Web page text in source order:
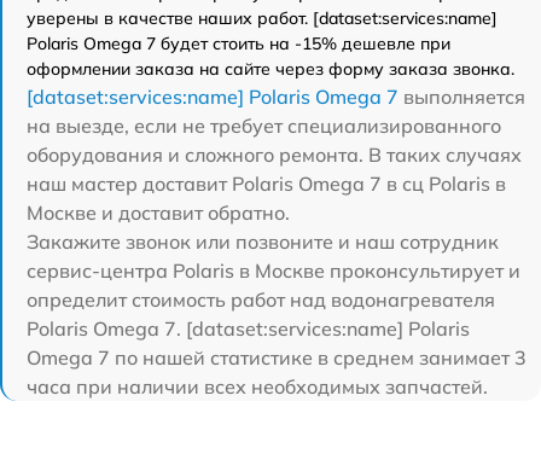
уверены в качестве наших работ. [dataset:services:name]
Polaris Omega 7 будет стоить на -15% дешевле при
оформлении заказа на сайте через форму заказа звонка.
[dataset:services:name] Polaris Omega 7 выполняется
на выезде, если не требует специализированного
оборудования и сложного ремонта. В таких случаях
наш мастер доставит Polaris Omega 7 в сц Polaris в
Москве и доставит обратно.
Закажите звонок или позвоните и наш сотрудник
сервис-центра Polaris в Москве проконсультирует и
определит стоимость работ над водонагревателя
Polaris Omega 7. [dataset:services:name] Polaris
Omega 7 по нашей статистике в среднем занимает 3
часа при наличии всех необходимых запчастей.